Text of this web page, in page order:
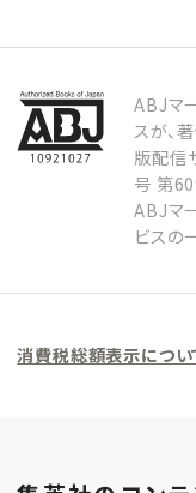
ABJマ
スが、
版配信
号 第
ABJマ
ビスの
消費税総額表示につい